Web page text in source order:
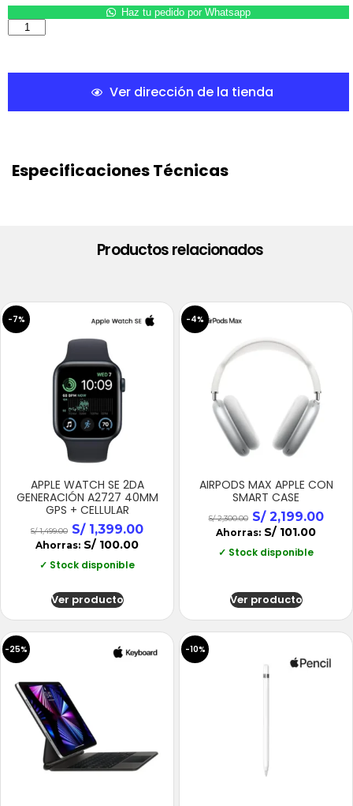
Haz tu pedido por Whatsapp
Ver dirección de la tienda
Especificaciones Técnicas
Productos relacionados
-7%
APPLE WATCH SE 2DA
GENERACIÓN A2727 40MM
GPS + CELLULAR
S/1,499.00 S/1,399.00
Ahorras: S/ 100.00
✓ Stock disponible
Ver producto
-4%
AIRPODS MAX APPLE CON
SMART CASE
S/2,300.00 S/2,199.00
Ahorras: S/ 101.00
✓ Stock disponible
Ver producto
-25% -10%